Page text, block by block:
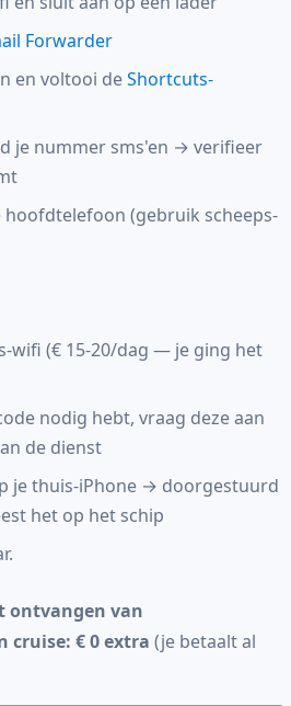
Forwarder
en voltooi deShortcuts-
je nummer sms'en → verifieer
hoofdtelefoon (gebruik scheeps-
wifi (€ 15-20/dag — je ging het
nodig hebt, vraag deze aan
de dienst
je thuis-iPhone → doorgestuurd
het op het schip
ontvangen van
cruise: € 0 extra (je betaalt al